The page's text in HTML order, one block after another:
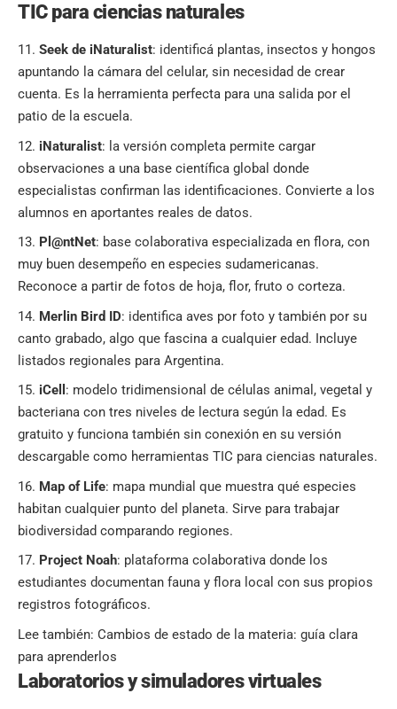
TIC para ciencias naturales
Seek de iNaturalist: identificá plantas, insectos y hongos
apuntando la cámara del celular, sin necesidad de crear
cuenta. Es la herramienta perfecta para una salida por el
patio de la escuela.
iNaturalist: la versión completa permite cargar
observaciones a una base científica global donde
especialistas confirman las identificaciones. Convierte a los
alumnos en aportantes reales de datos.
Pl@ntNet: base colaborativa especializada en flora, con
muy buen desempeño en especies sudamericanas.
Reconoce a partir de fotos de hoja, flor, fruto o corteza.
Merlin Bird ID: identifica aves por foto y también por su
canto grabado, algo que fascina a cualquier edad. Incluye
listados regionales para Argentina.
iCell : modelo tridimensional de células animal, vegetal y
bacteriana con tres niveles de lectura según la edad. Es
gratuito y funciona también sin conexión en su versión
descargable como herramientas TIC para ciencias naturales.
Map of Life: mapa mundial que muestra qué especies
habitan cualquier punto del planeta. Sirve para trabajar
biodiversidad comparando regiones.
Project Noah: plataforma colaborativa donde los
estudiantes documentan fauna y flora local con sus propios
registros fotográficos.
Lee también: Cambios de estado de la materia: guía clara
para aprenderlos
Laboratorios y simuladores virtuales